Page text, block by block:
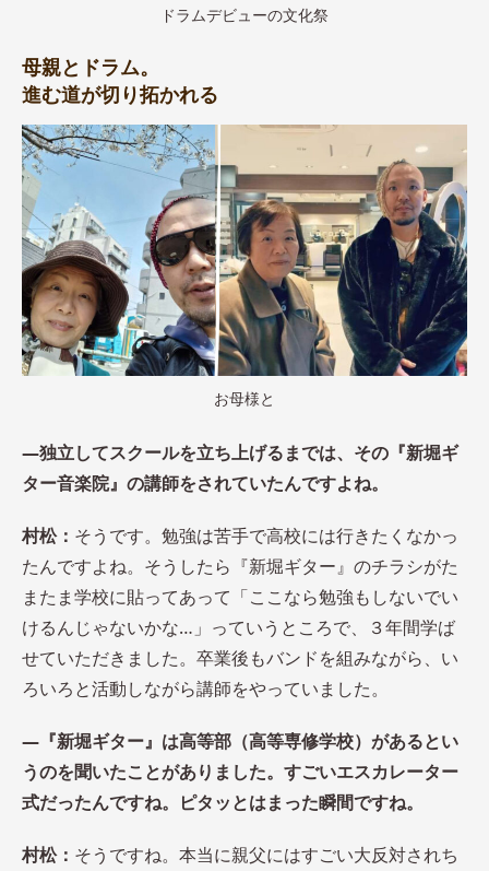
ドラムデビューの文化祭
母親とドラム。
進む道が切り拓かれる
お母様と
―独立してスクールを立ち上げるまでは、その『新堀ギ
ター音楽院』の講師をされていたんですよね。
村松： そうです。勉強は苦手で高校には行きたくなかっ
たんですよね。そうしたら『新堀ギター』のチラシがた
またま学校に貼ってあって「ここなら勉強もしないでい
けるんじゃないかな…」っていうところで、３年間学ば
せていただきました。卒業後もバンドを組みながら、い
ろいろと活動しながら講師をやっていました。
―『新堀ギター』は高等部（高等専修学校）があるとい
うのを聞いたことがありました。すごいエスカレーター
式だったんですね。ピタッとはまった瞬間ですね。
村松： そうですね。本当に親父にはすごい大反対されち